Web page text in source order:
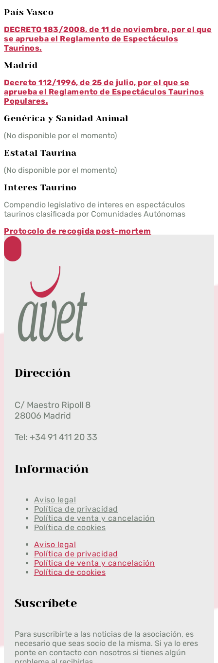
País Vasco
DECRETO 183/2008, de 11 de noviembre, por el que
se aprueba el Reglamento de Espectáculos
Taurinos.
Madrid
Decreto 112/1996, de 25 de julio, por el que se
aprueba el Reglamento de Espectáculos Taurinos
Populares.
Genérica y Sanidad Animal
(No disponible por el momento)
Estatal Taurina
(No disponible por el momento)
Interes Taurino
Compendio legislativo de interes en espectáculos
taurinos clasificada por Comunidades Autónomas
Protocolo de recogida post-mortem
Dirección
C/ Maestro Ripoll 8
28006 Madrid
Tel: +34 91 411 20 33
Información
Aviso legal
Política de privacidad
Política de venta y cancelación
Política de cookies
Aviso legal
Política de privacidad
Política de venta y cancelación
Política de cookies
Suscríbete
Para suscribirte a las noticias de la asociación, es
necesario que seas socio de la misma. Si ya lo eres
ponte en contacto con nosotros si tienes algún